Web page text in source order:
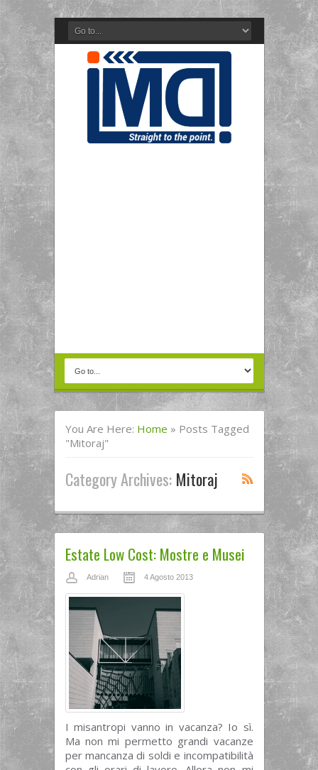
You Are Here: Home » Posts Tagged
"Mitoraj"
Category Archives: Mitoraj
Estate Low Cost: Mostre e Musei
Adrian 4 Agosto 2013
I misantropi vanno in vacanza? Io sì.
Ma non mi permetto grandi vacanze
per mancanza di soldi e incompatibilità